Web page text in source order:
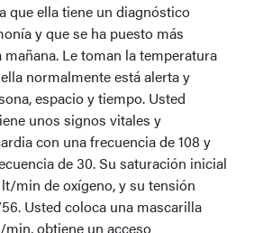
que ella tiene un diagnóstico
y que se ha puesto más
mañana. Le toman la temperatura
normalmente está alerta y
espacio y tiempo. Usted
unos signos vitales y
con una frecuencia de 108 y
de 30. Su saturación inicial
min de oxígeno, y su tensión
Usted coloca una mascarilla
obtiene un acceso